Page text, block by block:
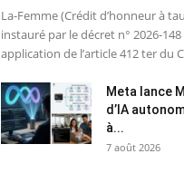
La-Femme (Crédit d’honneur à
instauré par le décret n° 2026-
application de l’article 412 ter du
Meta lance
d’IA
à...
7 août 2026